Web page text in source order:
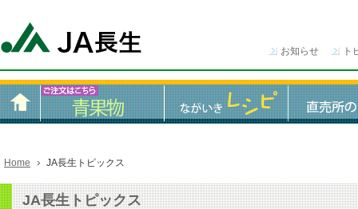
お知らせ ト
Home JA長生トピックス
JA長生トピックス